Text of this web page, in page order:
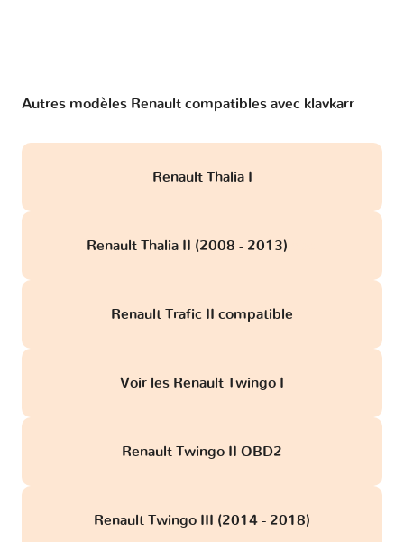
Autres modèles Renault compatibles avec klavkarr
Renault Thalia I
Renault Thalia II (2008 - 2013)
Renault Trafic II compatible
Voir les Renault Twingo I
Renault Twingo II OBD2
Renault Twingo III (2014 - 2018)